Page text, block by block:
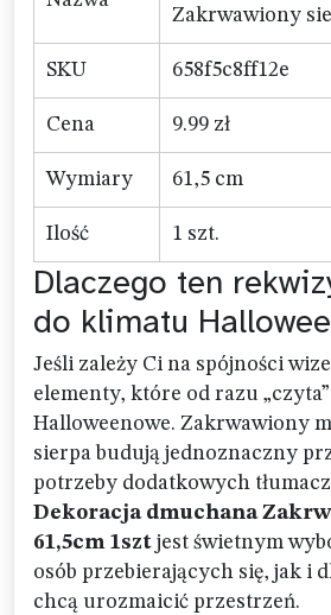
Zakrwawiony
SKU 658f5c8ff12e
Cena 9.99 zł
Wymiary 61,5 cm
Ilość 1 szt.
Dlaczego ten
do klimatu
Jeśli zależy Ci na spójności
elementy, które od razu
Halloweenowe. Zakrwawiony
sierpa budują jednoznaczny
potrzeby dodatkowych
Dekoracja dmuchana
61,5cm 1szt jest świetnym
osób przebierających się, jak i
chcą urozmaicić przestrzeń.